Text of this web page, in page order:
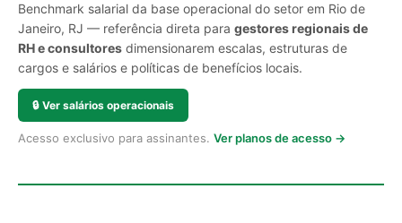
Benchmark salarial da base operacional do setor em Rio de
Janeiro, RJ — referência direta para gestores regionais de
RH e consultores dimensionarem escalas, estruturas de
cargos e salários e políticas de benefícios locais.
🔒 Ver salários operacionais
Acesso exclusivo para assinantes. Ver planos de acesso →